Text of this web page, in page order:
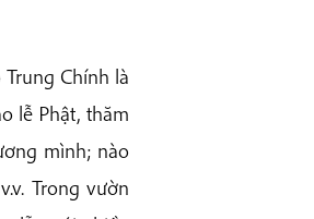
Chính là
lễ Phật, thăm
mình; nào
Trong vườn